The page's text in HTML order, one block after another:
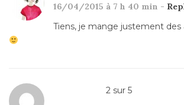
16/04/2015 à 7 h 40 min -
Tiens, je mange justement des
2 sur 5